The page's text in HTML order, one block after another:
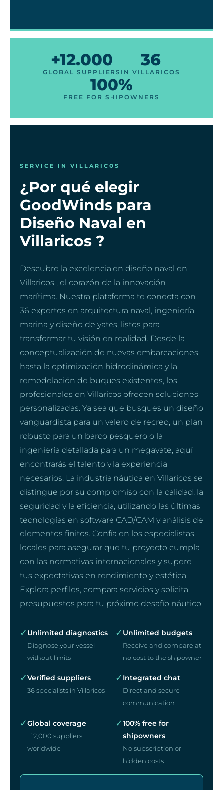
+12.000
GLOBAL SUPPLIERS
36
IN VILLARICOS
100%
FREE FOR SHIPOWNERS
SERVICE IN VILLARICOS
¿Por qué elegir
GoodWinds para
Diseño Naval en
Villaricos ?
Descubre la excelencia en diseño naval en
Villaricos , el corazón de la innovación
marítima. Nuestra plataforma te conecta con
36 expertos en arquitectura naval, ingeniería
marina y diseño de yates, listos para
transformar tu visión en realidad. Desde la
conceptualización de nuevas embarcaciones
hasta la optimización hidrodinámica y la
remodelación de buques existentes, los
profesionales en Villaricos ofrecen soluciones
personalizadas. Ya sea que busques un diseño
vanguardista para un velero de recreo, un plan
robusto para un barco pesquero o la
ingeniería detallada para un megayate, aquí
encontrarás el talento y la experiencia
necesarios. La industria náutica en Villaricos se
distingue por su compromiso con la calidad, la
seguridad y la eficiencia, utilizando las últimas
tecnologías en software CAD/CAM y análisis de
elementos finitos. Confía en los especialistas
locales para asegurar que tu proyecto cumpla
con las normativas internacionales y supere
tus expectativas en rendimiento y estética.
Explora perfiles, compara servicios y solicita
presupuestos para tu próximo desafío náutico.
✓ Unlimited diagnostics
Diagnose your vessel
without limits
✓ Unlimited budgets
Receive and compare at
no cost to the shipowner
✓Verified suppliers
36 specialists in Villaricos
✓ Integrated chat
Direct and secure
communication
✓Global coverage
+12,000 suppliers
worldwide
✓100% free for
shipowners
No subscription or
hidden costs